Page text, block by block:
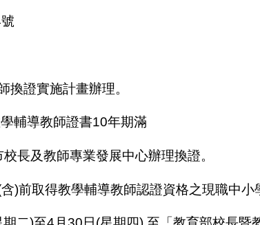
換證實施計畫辦理。
輔導教師證書10年期滿
長及教師專業發展中心辦理換證。
)前取得教學輔導教師認證資格之現職中小